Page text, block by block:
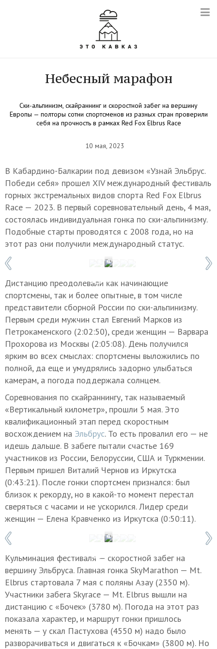
Небесный марафон
Ски-альпинизм, скайраннинг и скоростной забег на вершину
Европы — полторы сотни спортсменов из разных стран проверили
себя на прочность в рамках Red Fox Elbrus Race
10 мая, 2023
В Кабардино-Балкарии под девизом «Узнай Эльбрус.
Победи себя» прошел XIV международный фестиваль
горных экстремальных видов спорта Red Fox Elbrus
Race — 2023. В первый соревновательный день, 4 мая,
состоялась индивидуальная гонка по ски-альпинизму.
Подобные старты проводятся с 2008 года, но на
этот раз они получили международный статус.
Фото: Роман Барабонов/Red Fox Elbrus
1 / 6
Дистанцию преодолевали как начинающие
спортсмены, так и более опытные, в том числе
представители сборной России по ски-альпинизму.
Первым среди мужчин стал Евгений Марков из
Петрокаменского (2:02:50), среди женщин — Варвара
Прохорова из Москвы (2:05:08). День получился
ярким во всех смыслах: спортсмены выложились по
полной, да еще и умудрялись задорно улыбаться
камерам, а погода поддержала солнцем.
Соревнования по скайраннингу, так называемый
«Вертикальный километр», прошли 5 мая. Это
квалификационный этап перед скоростным
восхождением на Эльбрус. То есть провалил его — не
идешь дальше. В забеге пытали счастье 169
участников из России, Белоруссии, США и Туркмении.
Первым пришел Виталий Чернов из Иркутска
(0:43:21). После гонки спортсмен признался: был
близок к рекорду, но в какой-то момент перестал
сверяться с часами и не ускорился. Лидер среди
женщин — Елена Кравченко из Иркутска (0:50:11).
Фото: Роман Барабонов/Red Fox Elbrus
1 / 6
Кульминация фестиваля — скоростной забег на
вершину Эльбруса. Главная гонка SkyMarathon — Mt.
Elbrus стартовала 7 мая с поляны Азау (2350 м).
Участники забега Skyrace — Mt. Elbrus вышли на
дистанцию с «Бочек» (3780 м). Погода на этот раз
показала характер, и маршрут гонки пришлось
менять — у скал Пастухова (4550 м) надо было
разворачиваться и двигаться к «Бочкам» (3800 м). Но